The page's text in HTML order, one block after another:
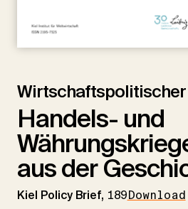
Handels- und
aus der
Kiel Policy Brief, 189Download